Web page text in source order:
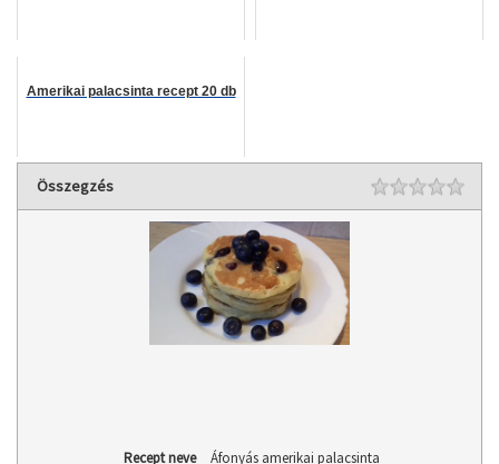
Amerikai palacsinta recept 20 db
Összegzés
Recept neve Áfonyás amerikai palacsinta